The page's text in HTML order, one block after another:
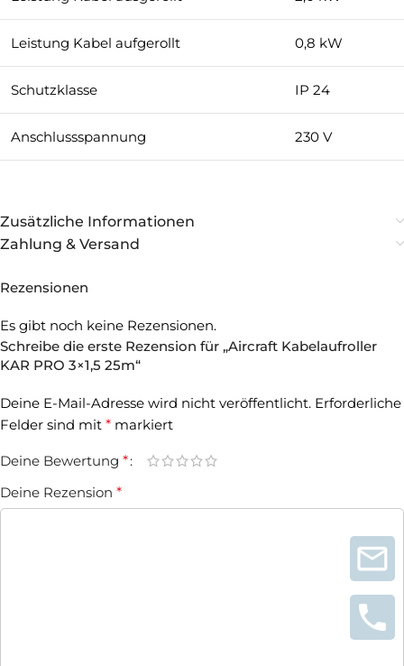
Leistung Kabel aufgerollt 0,8 kW
Schutzklasse IP 24
Anschlussspannung 230 V
Zusätzliche Informationen
Zahlung & Versand
Rezensionen
Es gibt noch keine Rezensionen.
Schreibe die erste Rezension für „Aircraft Kabelaufroller
KAR PRO 3×1,5 25m“
Deine E-Mail-Adresse wird nicht veröffentlicht. Erforderliche
Felder sind mit * markiert
Deine Bewertung *
Deine Rezension *